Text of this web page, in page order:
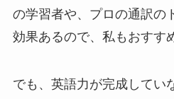
の学習者や、プロの通訳の
効果あるので、私もおすす
でも、英語力が完成してい